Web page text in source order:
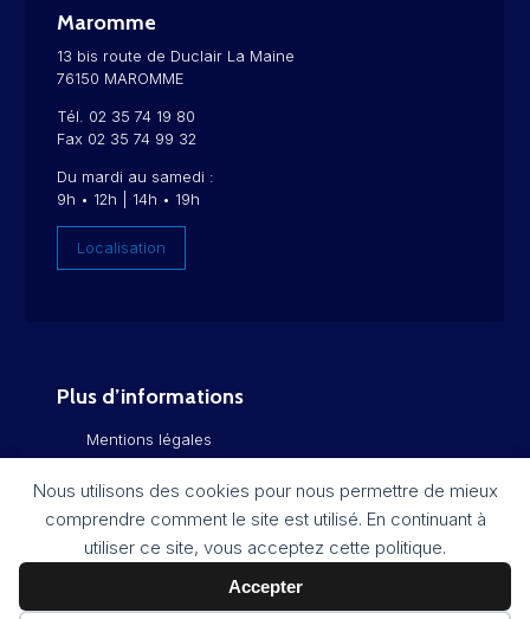
Nous utilisons des cookies pour nous permettre de mieux
comprendre comment le site est utilisé. En continuant à
utiliser ce site, vous acceptez cette politique.
Accepter
Maromme
13 bis route de Duclair La Maine
76150 MAROMME
Tél. 02 35 74 19 80
Fax 02 35 74 99 32
Du mardi au samedi :
9h • 12h | 14h • 19h
Localisation
Plus d’informations
Mentions légales
Politique de confidentialité
Flux RSS
Plan du site